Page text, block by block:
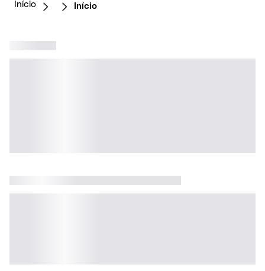
Início Início